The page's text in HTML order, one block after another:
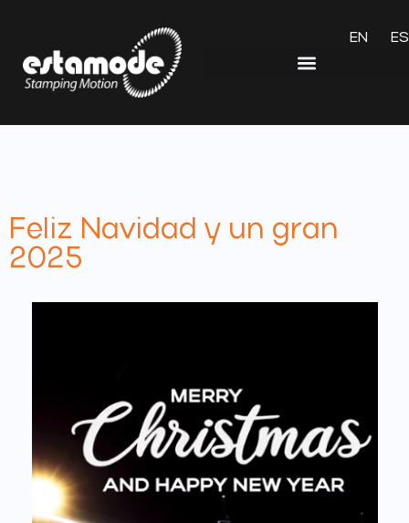
EN ES
Feliz Navidad y un gran
2025